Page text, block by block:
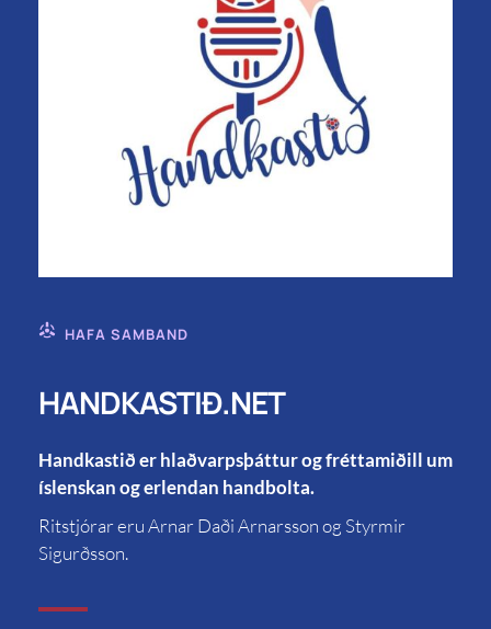
HAFA SAMBAND
HANDKASTIÐ.NET
Handkastið er hlaðvarpsþáttur og fréttamiðill um
íslenskan og erlendan handbolta.
Ritstjórar eru Arnar Daði Arnarsson og Styrmir
Sigurðsson.